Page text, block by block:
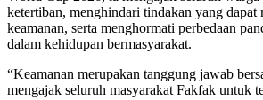
ketertiban, menghindari tindakan yang dapat
keamanan, serta menghormati perbedaan
dalam kehidupan bermasyarakat.
“Keamanan merupakan tanggung jawab
mengajak seluruh masyarakat Fakfak untuk